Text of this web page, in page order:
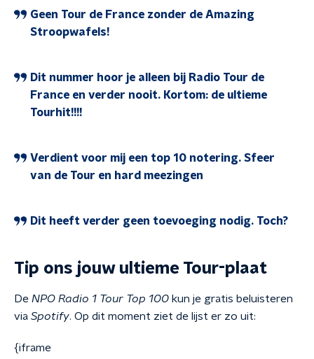
Geen Tour de France zonder de Amazing
Stroopwafels!
Dit nummer hoor je alleen bij Radio Tour de
France en verder nooit. Kortom: de ultieme
Tourhit!!!!
Verdient voor mij een top 10 notering. Sfeer
van de Tour en hard meezingen
Dit heeft verder geen toevoeging nodig. Toch?
Tip ons jouw ultieme Tour-plaat
De NPO Radio 1 Tour Top 100 kun je gratis beluisteren
via Spotify. Op dit moment ziet de lijst er zo uit:
{iframe